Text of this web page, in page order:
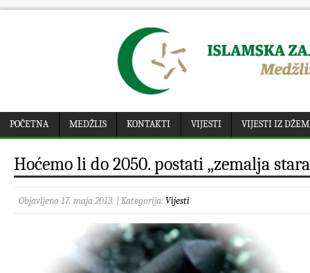
POČETNA MEDŽLIS KONTAKTI VIJESTI VIJESTI IZ
Hoćemo li do 2050. postati „zemalja
Objavljeno 17. maja 2013. | Kategorija: Vijesti